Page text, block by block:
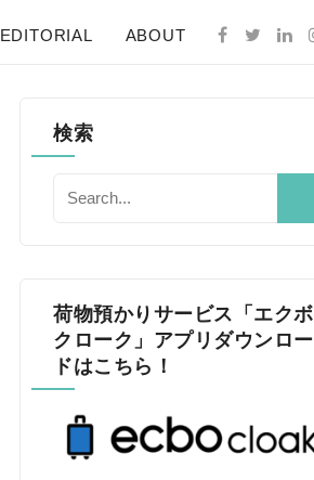
EDITORIAL ABOUT
検索
荷物預かりサービス「エクボ
クローク」アプリダウンロー
ドはこちら！